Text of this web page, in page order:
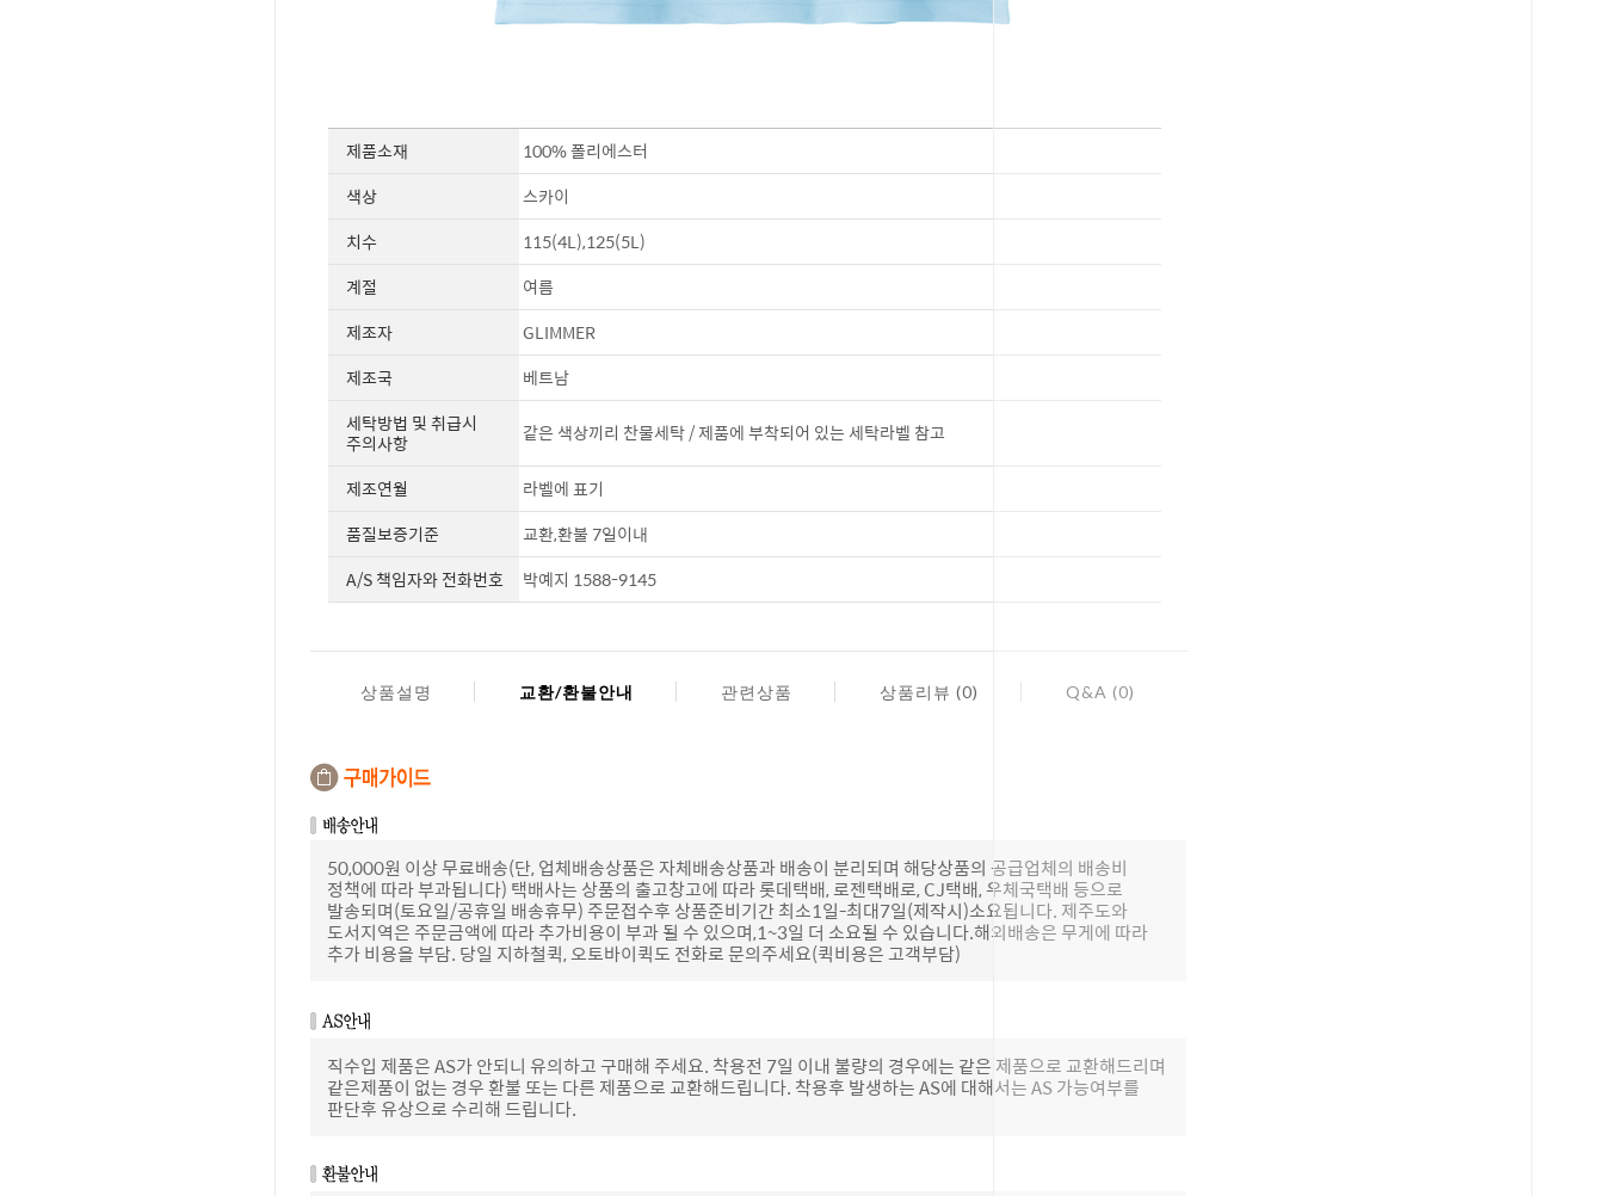
제품소재
100% 폴리에스터
색상
스카이
치수
115(4L),125(5L)
계절
여름
제조자
GLIMMER
제조국
베트남
세탁방법 및 취급시
주의사항 같은 색상끼리 찬물세탁 / 제품에 부착되어 있는 세탁라벨 참고
제조연월
라벨에 표기
품질보증기준
교환,환불 7일이내
A/S 책임자와 전화번호
박예지 1588-9145
상품설명 교환/환불안내 관련상품 상품리뷰 (0) Q&A (0)
50,000원 이상 무료배송(단, 업체배송상품은 자체배송상품과 배송이 분리되며 해당상품의 공급업체의 배송비
정책에 따라 부과됩니다) 택배사는 상품의 출고창고에 따라 롯데택배, 로젠택배로, CJ택배, 우체국택배 등으로
발송되며(토요일/공휴일 배송휴무) 주문접수후 상품준비기간 최소1일-최대7일(제작시)소요됩니다. 제주도와
도서지역은 주문금액에 따라 추가비용이 부과 될 수 있으며,1~3일 더 소요될 수 있습니다.해외배송은 무게에 따라
추가 비용을 부담. 당일 지하철퀵, 오토바이퀵도 전화로 문의주세요(퀵비용은 고객부담)
직수입 제품은 AS가 안되니 유의하고 구매해 주세요. 착용전 7일 이내 불량의 경우에는 같은 제품으로 교환해드리며
같은제품이 없는 경우 환불 또는 다른 제품으로 교환해드립니다. 착용후 발생하는 AS에 대해서는 AS 가능여부를
판단후 유상으로 수리해 드립니다.